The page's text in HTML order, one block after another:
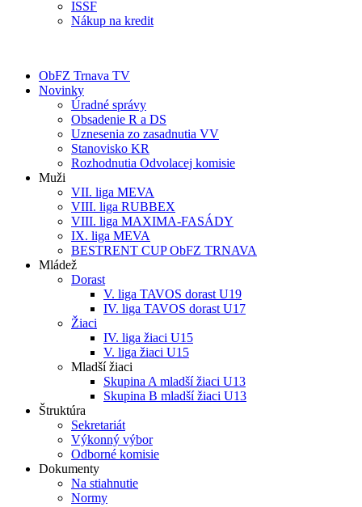
ISSF
Nákup na kredit
ObFZ Trnava TV
Novinky
Úradné správy
Obsadenie R a DS
Uznesenia zo zasadnutia VV
Stanovisko KR
Rozhodnutia Odvolacej komisie
Muži
VII. liga MEVA
VIII. liga RUBBEX
VIII. liga MAXIMA-FASÁDY
IX. liga MEVA
BESTRENT CUP ObFZ TRNAVA
Mládež
Dorast
V. liga TAVOS dorast U19
IV. liga TAVOS dorast U17
Žiaci
IV. liga žiaci U15
V. liga žiaci U15
Mladší žiaci
Skupina A mladší žiaci U13
Skupina B mladší žiaci U13
Štruktúra
Sekretariát
Výkonný výbor
Odborné komisie
Dokumenty
Na stiahnutie
Normy